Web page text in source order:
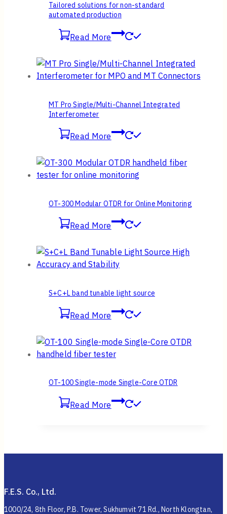
Tailored solutions for non-standard
automated production
Read More
MT Pro Single/Multi-Channel Integrated
Interferometer
Read More
OT-300 Modular OTDR for Online Monitoring
Read More
S+C+L band tunable light source
Read More
OT-100 Single-mode Single-Core OTDR
Read More
F.E.S. Co., Ltd.
1000/24, 8th Floor, P.B. Tower, Sukhumvit 71 Rd., North Klongtan,